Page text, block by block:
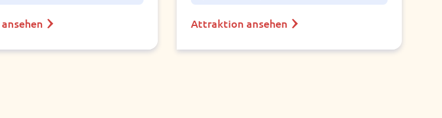
Attraktion ansehen